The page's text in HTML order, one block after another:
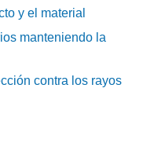
y el material
manteniendo la
contra los rayos